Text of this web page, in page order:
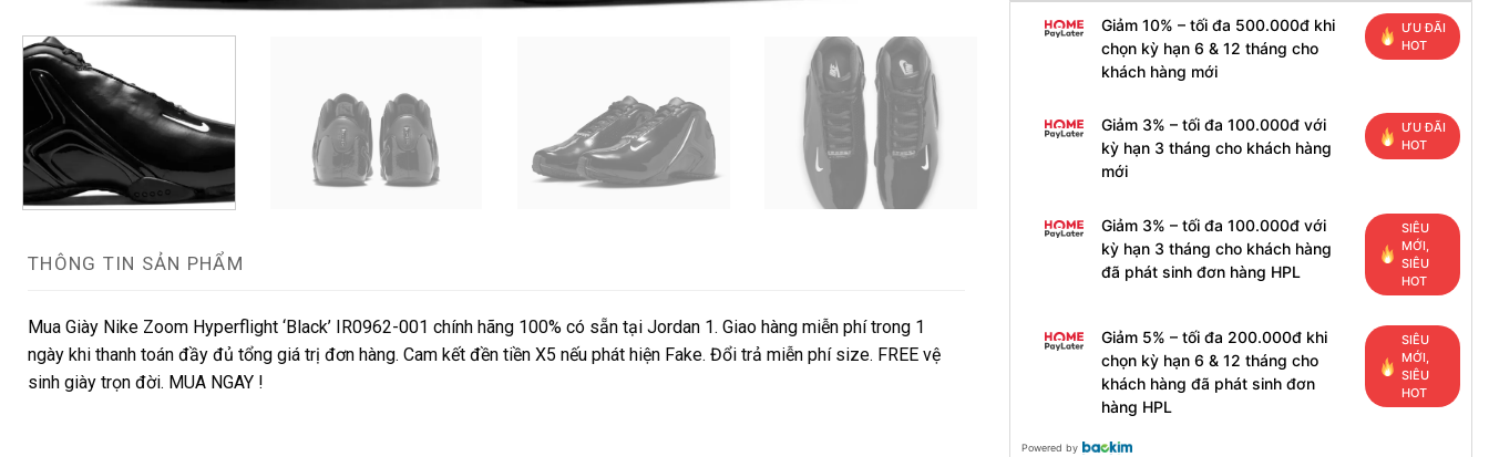
THÔNG TIN SẢN PHẨM
Mua Giày Nike Zoom Hyperflight ‘Black’ IR0962-001 chính hãng 100% có sẵn tại Jordan 1. Giao hàng miễn phí trong 1
ngày khi thanh toán đầy đủ tổng giá trị đơn hàng. Cam kết đền tiền X5 nếu phát hiện Fake. Đổi trả miễn phí size. FREE vệ
sinh giày trọn đời. MUA NGAY !
Giảm 10% – tối đa 500.000đ khi
chọn kỳ hạn 6 & 12 tháng cho
khách hàng mới
ƯU ĐÃI
HOT
Giảm 3% – tối đa 100.000đ với
kỳ hạn 3 tháng cho khách hàng
mới
ƯU ĐÃI
HOT
Giảm 3% – tối đa 100.000đ với
kỳ hạn 3 tháng cho khách hàng
đã phát sinh đơn hàng HPL
SIÊU
MỚI,
SIÊU
HOT
Giảm 5% – tối đa 200.000đ khi
chọn kỳ hạn 6 & 12 tháng cho
khách hàng đã phát sinh đơn
hàng HPL
SIÊU
MỚI,
SIÊU
HOT
Powered by